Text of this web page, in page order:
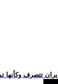
تتصرف وكأنها